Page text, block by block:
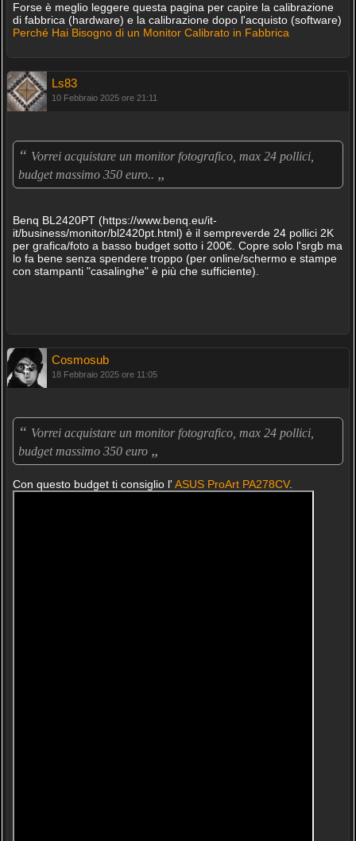
Forse è meglio leggere questa pagina per capire la calibrazione
di fabbrica (hardware) e la calibrazione dopo l'acquisto (software)
Perché Hai Bisogno di un Monitor Calibrato in Fabbrica
Ls83
10 Febbraio 2025 ore 21:11
“ Vorrei acquistare un monitor fotografico, max 24 pollici,
budget massimo 350 euro.. „
Benq BL2420PT (https://www.benq.eu/it-
it/business/monitor/bl2420pt.html) è il sempreverde 24 pollici 2K
per grafica/foto a basso budget sotto i 200€. Copre solo l'srgb ma
lo fa bene senza spendere troppo (per online/schermo e stampe
con stampanti "casalinghe" è più che sufficiente).
Cosmosub
18 Febbraio 2025 ore 11:05
“ Vorrei acquistare un monitor fotografico, max 24 pollici,
budget massimo 350 euro „
Con questo budget ti consiglio l' ASUS ProArt PA278CV.